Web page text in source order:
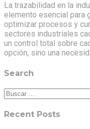
La trazabilidad en la
elemento esencial para
optimizar procesos y
sectores industriales
un control total sobre
opción, sino una
Search
Buscar:
Recent Posts